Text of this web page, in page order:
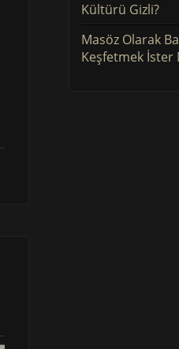
Kültürü Gizli?
Masöz Olarak
Keşfetmek İster